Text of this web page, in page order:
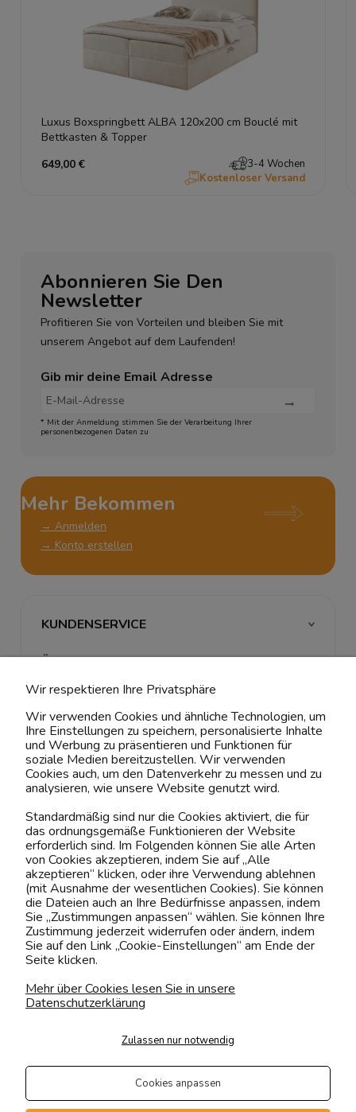
Luxus Boxspringbett ALBA 120x200 cm Bouclé mit
Bettkasten & Topper
649,00 €
3-4 Wochen
Kostenloser Versand
Abonnieren Sie Den
Newsletter
Profitieren Sie von Vorteilen und bleiben Sie mit
unserem Angebot auf dem Laufenden!
Gib mir deine Email Adresse
* Mit der Anmeldung stimmen Sie der Verarbeitung Ihrer
personenbezogenen Daten zu
Mehr Bekommen
→ Anmelden
→ Konto erstellen
Kontaktiere uns!
0151 12200811
shop@yourhouse24.eu
Mo. - Fr. 07:00-15:00
KUNDENSERVICE
ÜBER UNS & RECHTLICHES
MEIN ACCOUNT
BELIEBTE KATEGORIEN
Transportarten
Der Versand erfolgt per
private Spedition
Geprüfte Präsenz
Wir respektieren Ihre Privatsphäre
Wir verwenden Cookies und ähnliche Technologien, um
Ihre Einstellungen zu speichern, personalisierte Inhalte
und Werbung zu präsentieren und Funktionen für
soziale Medien bereitzustellen. Wir verwenden
Cookies auch, um den Datenverkehr zu messen und zu
analysieren, wie unsere Website genutzt wird.
Standardmäßig sind nur die Cookies aktiviert, die für
das ordnungsgemäße Funktionieren der Website
erforderlich sind. Im Folgenden können Sie alle Arten
von Cookies akzeptieren, indem Sie auf „Alle
akzeptieren“ klicken, oder ihre Verwendung ablehnen
(mit Ausnahme der wesentlichen Cookies). Sie können
die Dateien auch an Ihre Bedürfnisse anpassen, indem
Sie „Zustimmungen anpassen“ wählen. Sie können Ihre
Zustimmung jederzeit widerrufen oder ändern, indem
Sie auf den Link „Cookie-Einstellungen“ am Ende der
Seite klicken.
Mehr über Cookies lesen Sie in unsere
Datenschutzerklärung
Zulassen nur notwendig
Cookies anpassen